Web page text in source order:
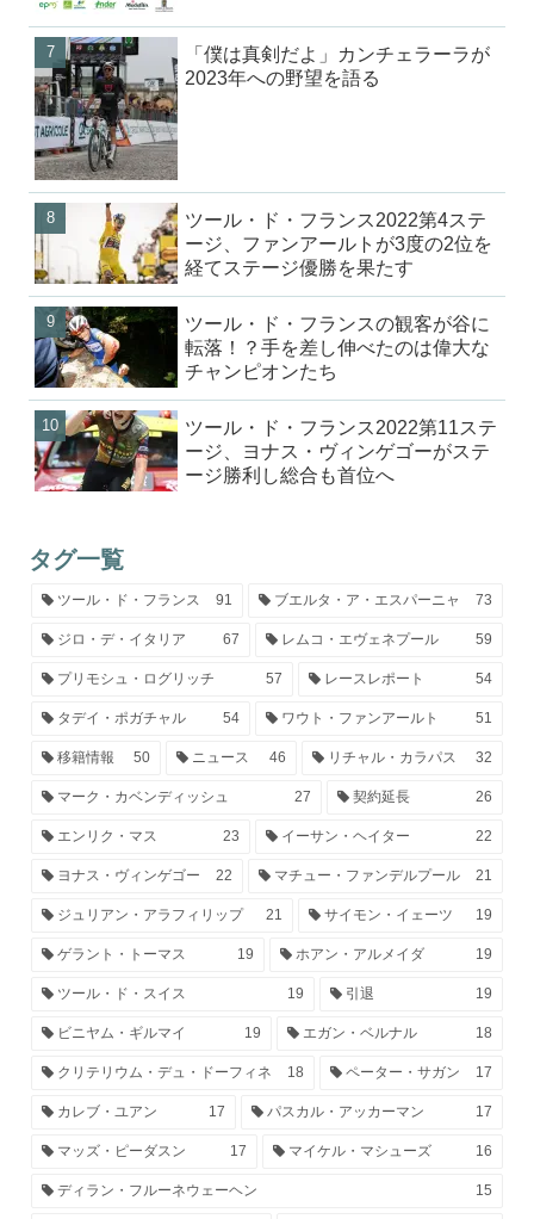
「僕は真剣だよ」カンチェラーラが
2023年への野望を語る
ツール・ド・フランス2022第4ステ
ージ、ファンアールトが3度の2位を
経てステージ優勝を果たす
ツール・ド・フランスの観客が谷に
転落！？手を差し伸べたのは偉大な
チャンピオンたち
ツール・ド・フランス2022第11ステ
ージ、ヨナス・ヴィンゲゴーがステ
ージ勝利し総合も首位へ
タグ一覧
ツール・ド・フランス 91 ブエルタ・ア・エスパーニャ 73
ジロ・デ・イタリア 67 レムコ・エヴェネプール 59
プリモシュ・ログリッチ 57 レースレポート 54
タデイ・ポガチャル 54 ワウト・ファンアールト 51
移籍情報 50 ニュース 46 リチャル・カラパス 32
マーク・カベンディッシュ 27 契約延長 26
エンリク・マス 23 イーサン・ヘイター 22
ヨナス・ヴィンゲゴー 22 マチュー・ファンデルプール 21
ジュリアン・アラフィリップ 21 サイモン・イェーツ 19
ゲラント・トーマス 19 ホアン・アルメイダ 19
ツール・ド・スイス 19 引退 19
ビニヤム・ギルマイ 19 エガン・ベルナル 18
クリテリウム・デュ・ドーフィネ 18 ペーター・サガン 17
カレブ・ユアン 17 パスカル・アッカーマン 17
マッズ・ピーダスン 17 マイケル・マシューズ 16
ディラン・フルーネウェーヘン 15